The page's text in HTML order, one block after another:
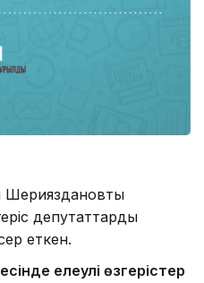
депутаттарды
еткен.
елеулі өзгерістер